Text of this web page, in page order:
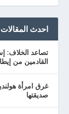
احدث المقالات
تصاعد الخلاف:
القادمين من
صديقتها